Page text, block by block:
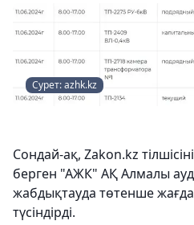
Сурет: azhk.kz
Сондай-ақ, Zakon.kz
берген "АЖК" АҚ Алмалы
жабдықтауда төтенше
түсіндірді.